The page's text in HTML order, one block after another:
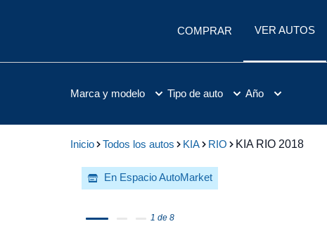
COMPRAR VER AUTOS
Marca y modelo Tipo de auto Año
Inicio Todos los autos KIA RIO KIA RIO 2018
Apartado
En Espacio AutoMarket
1 de 8